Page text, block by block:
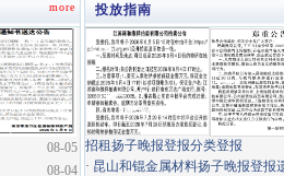
投放指南
招租扬子晚报登报分类登报
· 昆山和锟金属材料扬子晚报登报
more
08-05
08-04